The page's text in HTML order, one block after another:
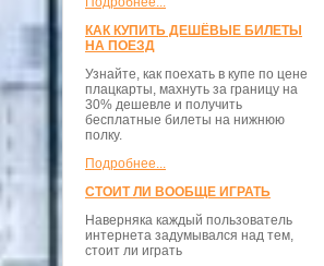
КАК КУПИТЬ ДЕШЁВЫЕ БИЛЕТЫ
НА ПОЕЗД
Узнайте, как поехать в купе по цене
плацкарты, махнуть за границу на
30% дешевле и получить
бесплатные билеты на нижнюю
полку.
Подробнее...
СТОИТ ЛИ ВООБЩЕ ИГРАТЬ
Наверняка каждый пользователь
интернета задумывался над тем,
стоит ли играть